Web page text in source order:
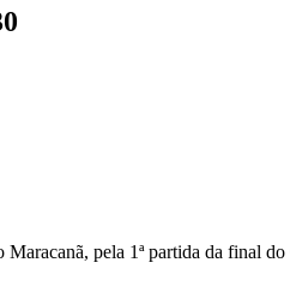
pela 1ª partida da final